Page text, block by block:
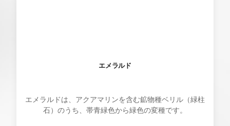
エメラルド
エメラルドは、アクアマリンを含む鉱物種ベリル（緑柱
石）のうち、帯青緑色から緑色の変種です。